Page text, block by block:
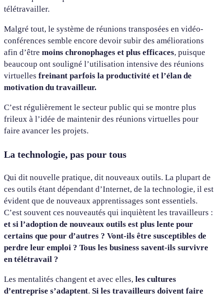
télétravailler.
Malgré tout, le système de réunions transposées en vidéo-
conférences semble encore devoir subir des améliorations
afin d’être moins chronophages et plus efficaces, puisque
beaucoup ont souligné l’utilisation intensive des réunions
virtuelles freinant parfois la productivité et l’élan de
motivation du travailleur.
C’est régulièrement le secteur public qui se montre plus
frileux à l’idée de maintenir des réunions virtuelles pour
faire avancer les projets.
La technologie, pas pour tous
Qui dit nouvelle pratique, dit nouveaux outils. La plupart de
ces outils étant dépendant d’Internet, de la technologie, il est
évident que de nouveaux apprentissages sont essentiels.
C’est souvent ces nouveautés qui inquiètent les travailleurs :
et si l’adoption de nouveaux outils est plus lente pour
certains que pour d’autres ? Vont-ils être susceptibles de
perdre leur emploi ? Tous les business savent-ils survivre
en télétravail ?
Les mentalités changent et avec elles, les cultures
d’entreprise s’adaptent. Si les travailleurs doivent faire